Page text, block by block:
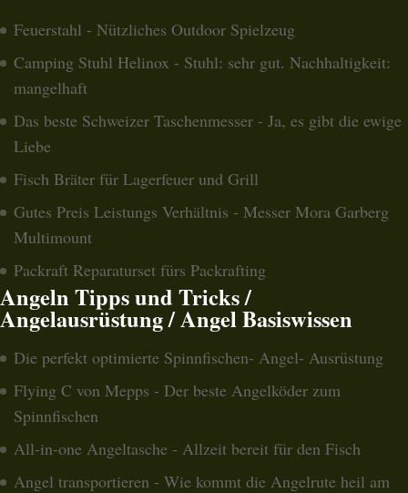
Feuerstahl - Nützliches Outdoor Spielzeug
Camping Stuhl Helinox - Stuhl: sehr gut. Nachhaltigkeit:
mangelhaft
Das beste Schweizer Taschenmesser - Ja, es gibt die ewige
Liebe
Fisch Bräter für Lagerfeuer und Grill
Gutes Preis Leistungs Verhältnis - Messer Mora Garberg
Multimount
Packraft Reparaturset fürs Packrafting
Angeln Tipps und Tricks /
Angelausrüstung / Angel Basiswissen
Die perfekt optimierte Spinnfischen- Angel- Ausrüstung
Flying C von Mepps - Der beste Angelköder zum
Spinnfischen
All-in-one Angeltasche - Allzeit bereit für den Fisch
Angel transportieren - Wie kommt die Angelrute heil am